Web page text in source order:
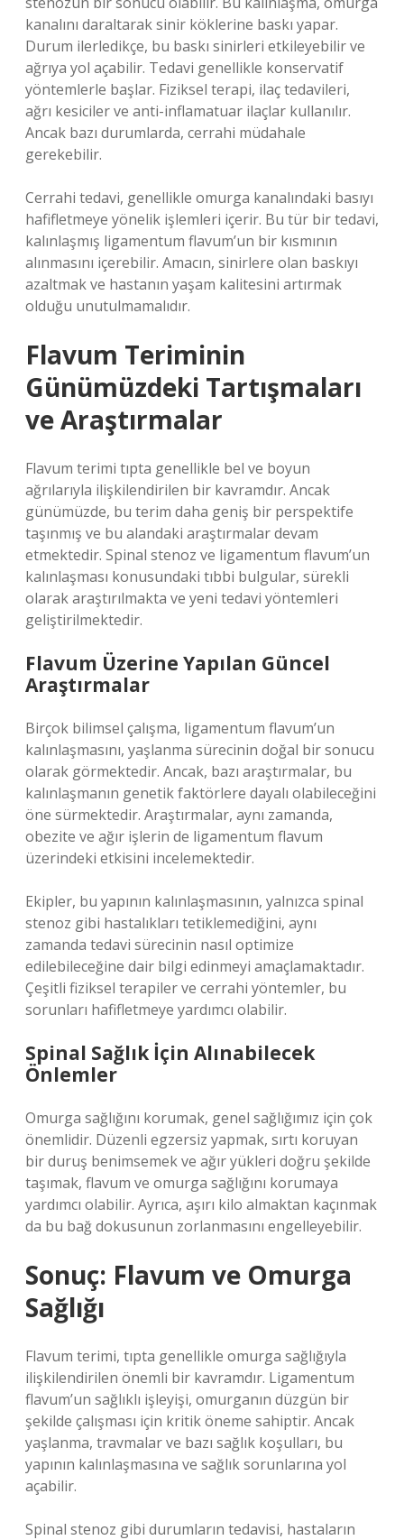
kanalını daraltarak sinir köklerine baskı yapar.
Durum ilerledikçe, bu baskı sinirleri etkileyebilir ve
ağrıya yol açabilir. Tedavi genellikle konservatif
yöntemlerle başlar. Fiziksel terapi, ilaç tedavileri,
ağrı kesiciler ve anti-inflamatuar ilaçlar kullanılır.
Ancak bazı durumlarda, cerrahi müdahale
gerekebilir.
Cerrahi tedavi, genellikle omurga kanalındaki basıyı
hafifletmeye yönelik işlemleri içerir. Bu tür bir tedavi,
kalınlaşmış ligamentum flavum’un bir kısmının
alınmasını içerebilir. Amacın, sinirlere olan baskıyı
azaltmak ve hastanın yaşam kalitesini artırmak
olduğu unutulmamalıdır.
Flavum Teriminin
Günümüzdeki Tartışmaları
ve Araştırmalar
Flavum terimi tıpta genellikle bel ve boyun
ağrılarıyla ilişkilendirilen bir kavramdır. Ancak
günümüzde, bu terim daha geniş bir perspektife
taşınmış ve bu alandaki araştırmalar devam
etmektedir. Spinal stenoz ve ligamentum flavum’un
kalınlaşması konusundaki tıbbi bulgular, sürekli
olarak araştırılmakta ve yeni tedavi yöntemleri
geliştirilmektedir.
Flavum Üzerine Yapılan Güncel
Araştırmalar
Birçok bilimsel çalışma, ligamentum flavum’un
kalınlaşmasını, yaşlanma sürecinin doğal bir sonucu
olarak görmektedir. Ancak, bazı araştırmalar, bu
kalınlaşmanın genetik faktörlere dayalı olabileceğini
öne sürmektedir. Araştırmalar, aynı zamanda,
obezite ve ağır işlerin de ligamentum flavum
üzerindeki etkisini incelemektedir.
Ekipler, bu yapının kalınlaşmasının, yalnızca spinal
stenoz gibi hastalıkları tetiklemediğini, aynı
zamanda tedavi sürecinin nasıl optimize
edilebileceğine dair bilgi edinmeyi amaçlamaktadır.
Çeşitli fiziksel terapiler ve cerrahi yöntemler, bu
sorunları hafifletmeye yardımcı olabilir.
Spinal Sağlık İçin Alınabilecek
Önlemler
Omurga sağlığını korumak, genel sağlığımız için çok
önemlidir. Düzenli egzersiz yapmak, sırtı koruyan
bir duruş benimsemek ve ağır yükleri doğru şekilde
taşımak, flavum ve omurga sağlığını korumaya
yardımcı olabilir. Ayrıca, aşırı kilo almaktan kaçınmak
da bu bağ dokusunun zorlanmasını engelleyebilir.
Sonuç: Flavum ve Omurga
Sağlığı
Flavum terimi, tıpta genellikle omurga sağlığıyla
ilişkilendirilen önemli bir kavramdır. Ligamentum
flavum’un sağlıklı işleyişi, omurganın düzgün bir
şekilde çalışması için kritik öneme sahiptir. Ancak
yaşlanma, travmalar ve bazı sağlık koşulları, bu
yapının kalınlaşmasına ve sağlık sorunlarına yol
açabilir.
Spinal stenoz gibi durumların tedavisi, hastaların